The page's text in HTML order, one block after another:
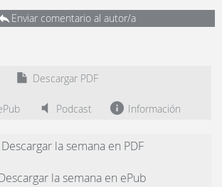
Enviar comentario al autor/a
Descargar PDF
Podcast Información
Descargar la semana en PDF
la semana en ePub